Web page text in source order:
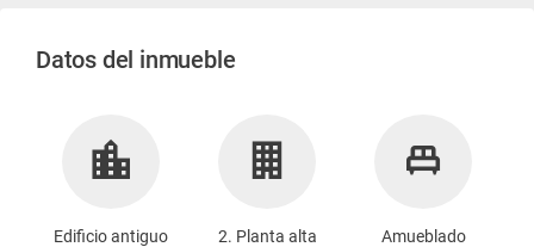
Datos del inmueble
Edificio antiguo 2. Planta alta Amueblado